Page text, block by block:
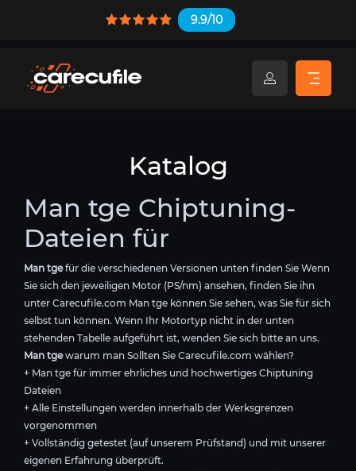
9.9/10
Katalog
Man tge Chiptuning-
Dateien für
Man tgefür die verschiedenen Versionen unten finden Sie Wenn
Sie sich den jeweiligen Motor (PS/nm) ansehen, finden Sie ihn
unter Carecufile.com Man tge können Sie sehen, was Sie für sich
selbst tun können. Wenn Ihr Motortyp nicht in der unten
stehenden Tabelle aufgeführt ist, wenden Sie sich bitte an uns.
Man tgewarum man Sollten Sie Carecufile.com wählen?
+ Man tge für immer ehrliches und hochwertiges Chiptuning
Dateien
+ Alle Einstellungen werden innerhalb der Werksgrenzen
vorgenommen
+ Vollständig getestet (auf unserem Prüfstand) und mit unserer
eigenen Erfahrung überprüft.